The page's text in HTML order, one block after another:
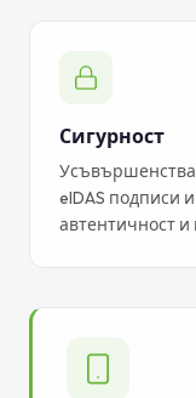
Сигурност
eIDAS подписи
автентичност и